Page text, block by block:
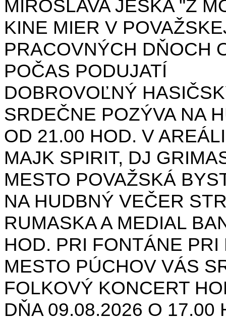
MIROSLAVA JEŠKA "Z
KINE MIER V
PRACOVNÝCH DŇOCH
POČAS PODUJATÍ
DOBROVOĽNÝ
SRDEČNE POZÝVA NA
OD 21.00 HOD. V
MAJK SPIRIT, DJ
MESTO POVAŽSKÁ
NA HUDBNÝ VEČER
RUMASKA A MEDIAL
HOD. PRI FONTÁNE PRI
MESTO PÚCHOV VÁS
FOLKOVÝ KONCERT
DŇA 09.08.2026 O 17.00